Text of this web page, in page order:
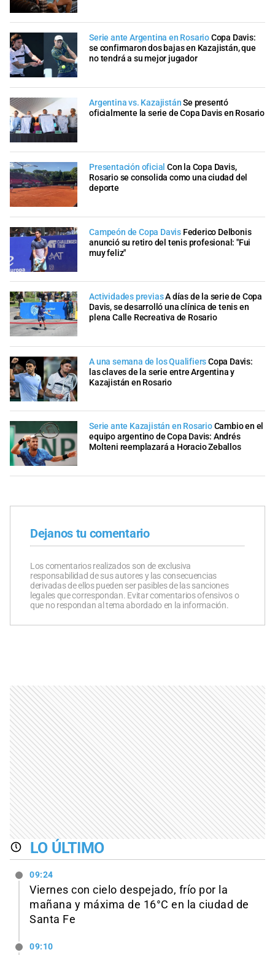
Serie ante Argentina en RosarioCopa Davis:
se confirmaron dos bajas en Kazajistán, que
no tendrá a su mejor jugador
Argentina vs. KazajistánSe presentó
oficialmente la serie de Copa Davis en Rosario
Presentación oficial Con la Copa Davis,
Rosario se consolida como una ciudad del
deporte
Campeón de Copa Davis Federico Delbonis
anunció su retiro del tenis profesional: "Fui
muy feliz"
Actividades previasA días de la serie de Copa
Davis, se desarrolló una clínica de tenis en
plena Calle Recreativa de Rosario
A una semana de los QualifiersCopa Davis:
las claves de la serie entre Argentina y
Kazajistán en Rosario
Serie ante Kazajistán en RosarioCambio en el
equipo argentino de Copa Davis: Andrés
Molteni reemplazará a Horacio Zeballos
Dejanos tu comentario
Los comentarios realizados son de exclusiva
responsabilidad de sus autores y las consecuencias
derivadas de ellos pueden ser pasibles de las sanciones
legales que correspondan. Evitar comentarios ofensivos o
que no respondan al tema abordado en la información.
LO ÚLTIMO
09:24
Viernes con cielo despejado, frío por la
mañana y máxima de 16°C en la ciudad de
Santa Fe
09:10